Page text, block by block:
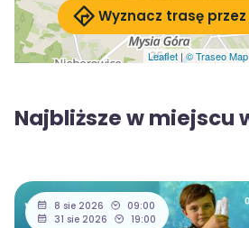
Leaflet | © Traseo Map
Wyznacz trasę
Najbliższe w miejscu
8 sie 2026
09:00
31 sie 2026
19:00